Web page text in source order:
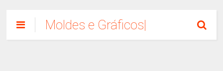
Moldes e Gráficos|
Como Fazer